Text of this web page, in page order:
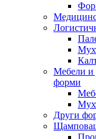
Мебели и
форми
Други